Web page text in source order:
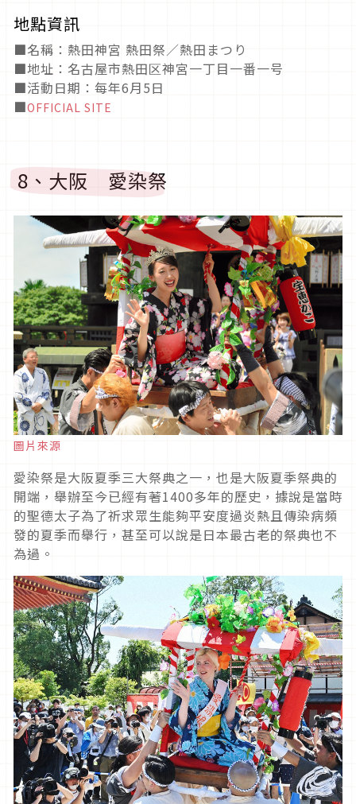
地點資訊
■名稱：熱田神宮 熱田祭／熱田まつり
■地址：名古屋市熱田区神宮一丁目一番一号
■活動日期：每年6月5日
■OFFICIAL SITE
8、大阪 愛染祭
圖片來源
愛染祭是大阪夏季三大祭典之一，也是大阪夏季祭典的
開端，舉辦至今已經有著1400多年的歷史，據說是當時
的聖德太子為了祈求眾生能夠平安度過炎熱且傳染病頻
發的夏季而舉行，甚至可以說是日本最古老的祭典也不
為過。